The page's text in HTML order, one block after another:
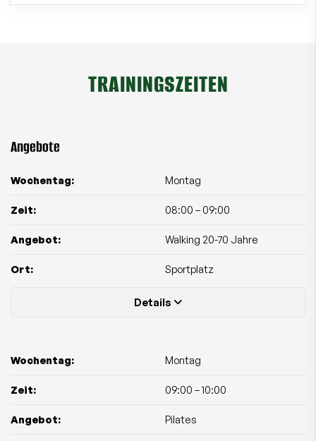
TRAININGSZEITEN
Angebote
Wochentag: Montag
Zeit: 08:00 – 09:00
Angebot: Walking 20-70 Jahre
Ort: Sportplatz
Details
Wochentag: Montag
Zeit: 09:00 –10:00
Angebot: Pilates